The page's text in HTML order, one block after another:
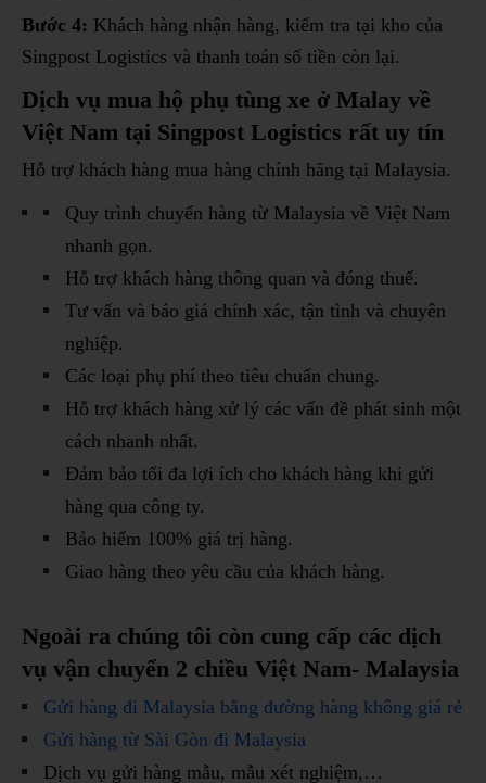
Bước 4: Khách hàng nhận hàng, kiểm tra tại kho của
Singpost Logistics và thanh toán số tiền còn lại.
Dịch vụ mua hộ phụ tùng xe ở Malay về
Việt Nam tại Singpost Logistics rất uy tín
Hỗ trợ khách hàng mua hàng chính hãng tại Malaysia.
Quy trình chuyển hàng từ Malaysia về Việt Nam
nhanh gọn.
Hỗ trợ khách hàng thông quan và đóng thuế.
Tư vấn và báo giá chính xác, tận tình và chuyên
nghiệp.
Các loại phụ phí theo tiêu chuẩn chung.
Hỗ trợ khách hàng xử lý các vấn đề phát sinh một
cách nhanh nhất.
Đảm bảo tối đa lợi ích cho khách hàng khi gửi
hàng qua công ty.
Bảo hiểm 100% giá trị hàng.
Giao hàng theo yêu cầu của khách hàng.
Ngoài ra chúng tôi còn cung cấp các dịch
vụ vận chuyển 2 chiều Việt Nam- Malaysia
Gửi hàng đi Malaysia bằng đường hàng không giá rẻ
Gửi hàng từ Sài Gòn đi Malaysia
Dịch vụ gửi hàng mẫu, mẫu xét nghiệm,…